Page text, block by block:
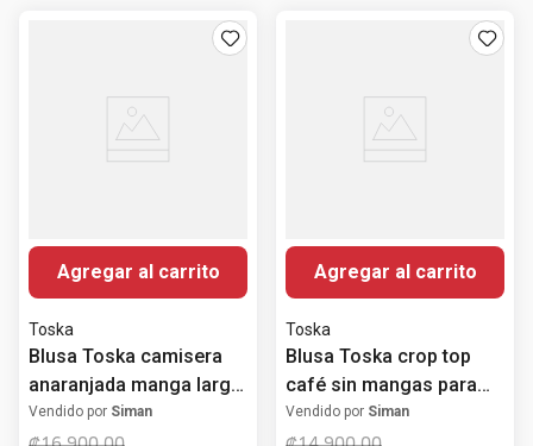
Agregar al carrito
Toska
Blusa Toska camisera
anaranjada manga larga
para mujer
Vendido por Siman
Agregar al carrito
Toska
Blusa Toska crop top
café sin mangas para
mujer
Vendido por Siman